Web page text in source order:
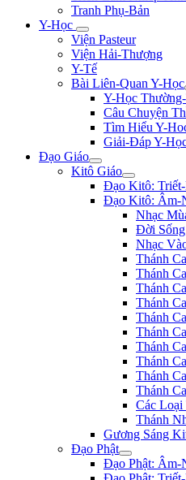
Tranh Phụ-Bản
Y-Học
Viện Pasteur
Viện Hải-Thượng
Y-Tế
Bài Liên-Quan Y-Học
Y-Học
Câu Chuyện
Tìm Hiểu Y-
Giải-Đáp Y-
Đạo Giáo
Kitô Giáo
Đạo Kitô:
Đạo Kitô: Âm-
Nhạc
Đời Sống
Nhạc
Thánh
Thánh
Thánh
Thánh
Thánh
Thánh
Thánh
Thánh
Thánh
Thánh
Các Loại
Thánh
Gương Sáng
Đạo Phật
Đạo Phật: Âm-